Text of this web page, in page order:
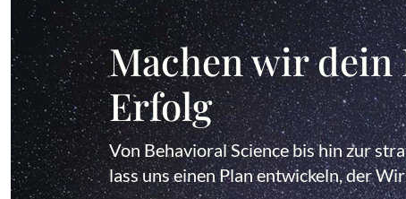
Machen wir
Erfolg
Von Behavioral Science bis hin zur
lass uns einen Plan entwickeln, der